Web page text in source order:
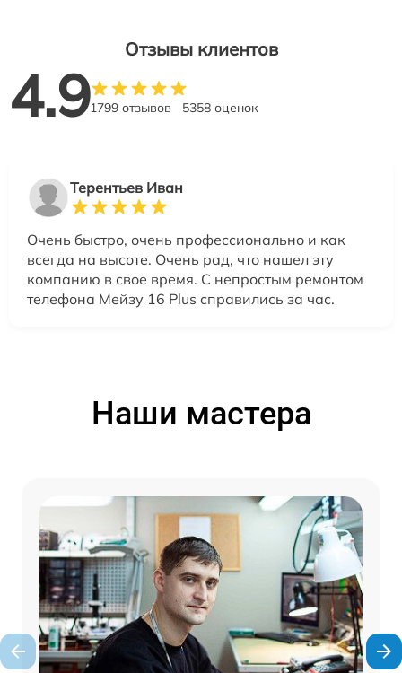
Отзывы клиентов
4.91799 отзывов 5358 оценок
Терентьев Иван
Очень быстро, очень профессионально и как
всегда на высоте. Очень рад, что нашел эту
компанию в свое время. С непростым ремонтом
телефона Мейзу 16 Plus справились за час.
Наши мастера